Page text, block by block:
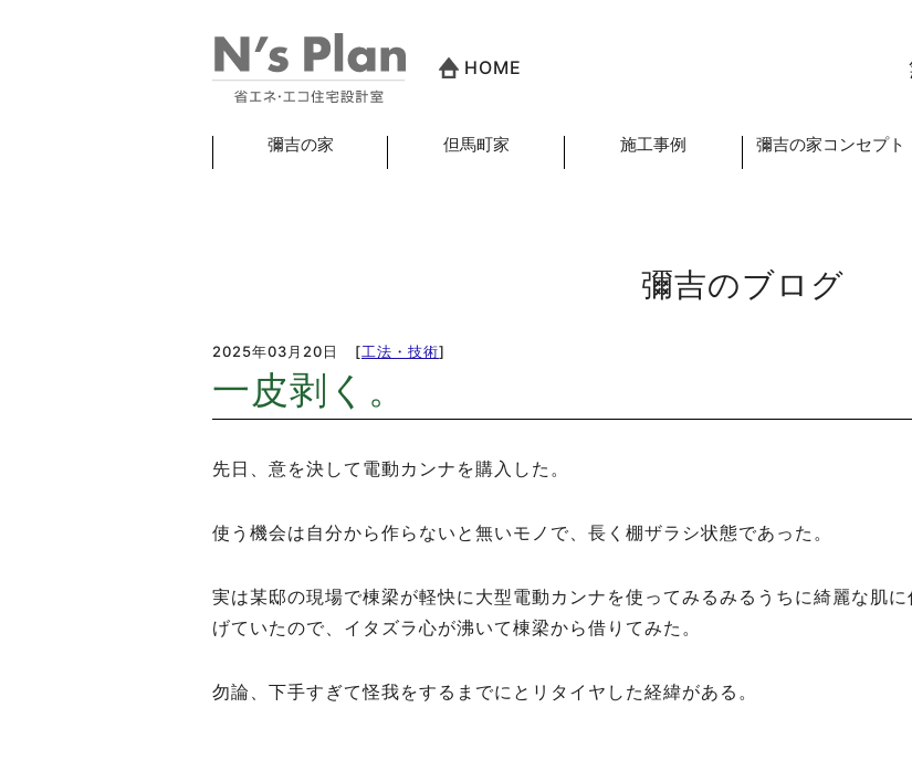
HOME
彌吉の家 但馬町家 施工事例 彌吉の家コンセプト
彌吉のブログ
2025年03月20日 [工法・技術]
一皮剥く。
先日、意を決して電動カンナを購入した。
使う機会は自分から作らないと無いモノで、長く棚ザラシ状態であった。
実は某邸の現場で棟梁が軽快に大型電動カンナを使ってみるみるうちに綺麗な肌に
げていたので、イタズラ心が沸いて棟梁から借りてみた。
勿論、下手すぎて怪我をするまでにとリタイヤした経緯がある。